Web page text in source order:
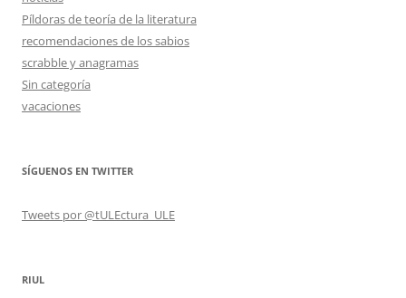
Píldoras de teoría de la literatura
recomendaciones de los sabios
scrabble y anagramas
Sin categoría
vacaciones
SÍGUENOS EN TWITTER
Tweets por @tULEctura_ULE
RIUL